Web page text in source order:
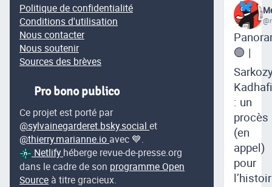
Politique de confidentialité
Conditions d'utilisation
Nous contacter
Nous soutenir
Sources des brèves
Pro bono publico
Ce projet est porté par
@sylvainegarderet.bsky.social et
@thierry.marianne.io avec 💙.
Netlify héberge revue-de-presse.org
dans le cadre de son programme Open
Source à titre gracieux.
🟢 |
Kadhafi
: un
procès
(en
appel)
pour